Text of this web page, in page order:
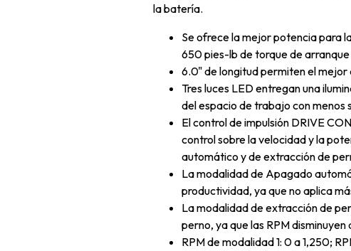
la batería.
Se ofrece la mejor potencia para
650 pies-lb de torque de
6.0" de longitud permiten el
Tres luces LED entregan una
del espacio de trabajo con menos
El control de impulsión DRIVE
control sobre la velocidad y la
automático y de extracción de
La modalidad de Apagado
productividad, ya que no aplica
La modalidad de extracción de
perno, ya que las RPM
RPM de modalidad 1: 0 a 1,250;